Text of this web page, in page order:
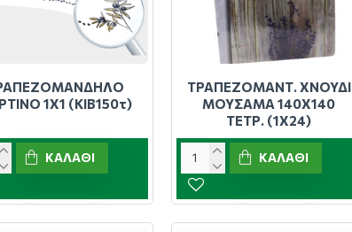
1Χ1 (ΚΙΒ150τ)
ΚΑΛΆΘΙ
ΤΡΑΠΕΖΟΜΑΝΤ. ΧΝΟΥΔΙ
ΜΟΥΣΑΜΑ 140Χ140
ΤΕΤΡ. (1Χ24)
ΚΑΛΆΘΙ